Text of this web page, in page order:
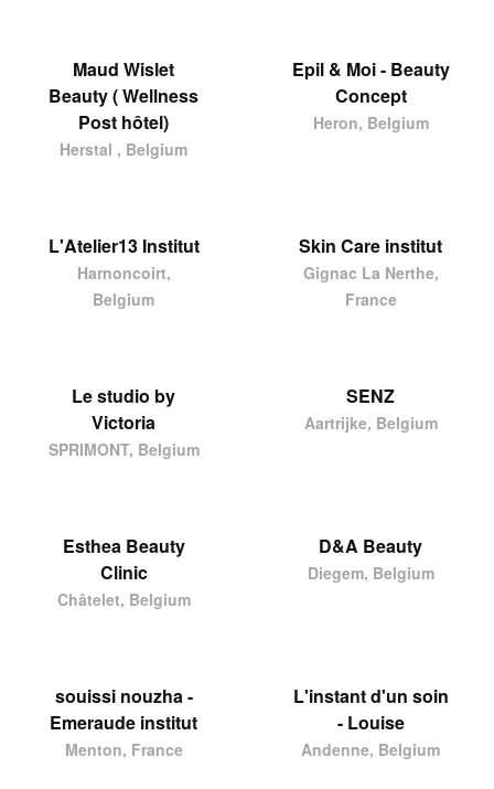
Maud Wislet
Beauty ( Wellness
Post hôtel)
Herstal , Belgium
Epil & Moi - Beauty
Concept
Heron, Belgium
L'Atelier13 Institut
Harnoncoirt,
Belgium
Skin Care institut
Gignac La Nerthe,
France
Le studio by
Victoria
SPRIMONT, Belgium
SENZ
Aartrijke, Belgium
Esthea Beauty
Clinic
Châtelet, Belgium
D&A Beauty
Diegem, Belgium
souissi nouzha -
Emeraude institut
Menton, France
L'instant d'un soin
- Louise
Andenne, Belgium